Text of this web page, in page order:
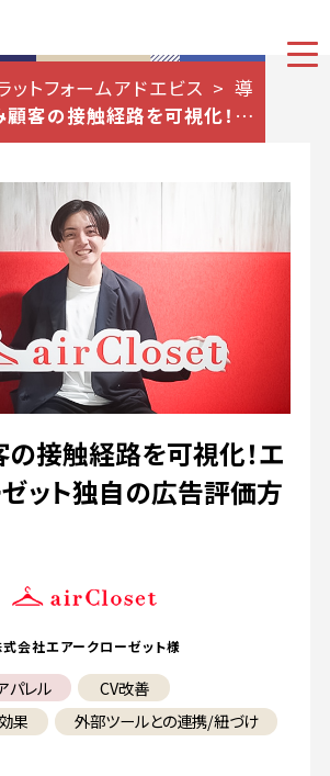
トフォームアドエビス
導
客の接触経路を可視化！エ
自の広告評価方法とは？
接触経路を可視化！エ
ット独自の広告評価方
会社エアークローゼット様
パレル
CV改善
果
外部ツールとの連携/紐づけ